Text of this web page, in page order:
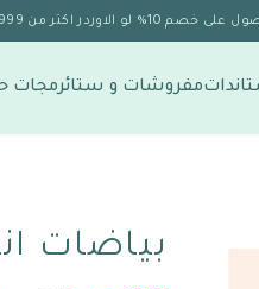
مفروشات و ستائرمجات
بياضات